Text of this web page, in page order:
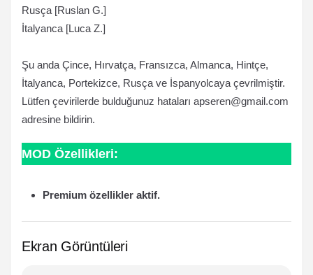
Rusça [Ruslan G.]
İtalyanca [Luca Z.]
Şu anda Çince, Hırvatça, Fransızca, Almanca, Hintçe,
İtalyanca, Portekizce, Rusça ve İspanyolcaya çevrilmiştir.
Lütfen çevirilerde bulduğunuz hataları apseren@gmail.com
adresine bildirin.
MOD Özellikleri:
Premium özellikler aktif.
Ekran Görüntüleri